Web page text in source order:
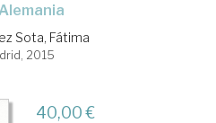
Sota, Fátima
2015
40,00 €